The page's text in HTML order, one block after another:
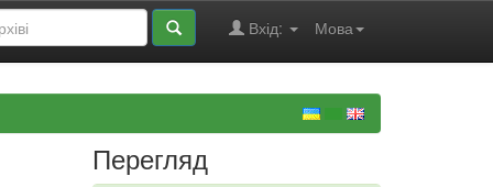
Мова
Вхід:
Перегляд